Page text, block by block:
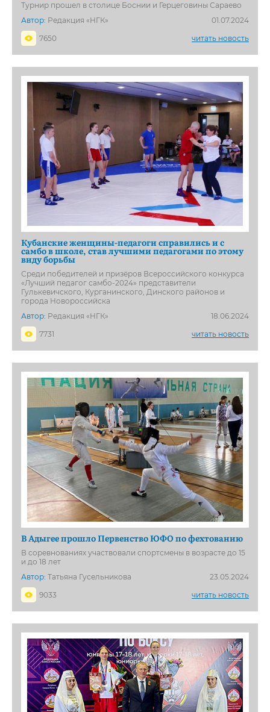
Турнир прошел в столице Боснии и Герцеговины Сараево
Автор: Редакция «НГК»
01.07.2024
7650
читать новость
Кубанские женщины-педагоги справились и с
самбо в школе, став лучшими педагогами по этому
виду борьбы
Среди победителей и призёров Всероссийского конкурса
«Лучший педагог самбо-2024» представители
Гулькевичского, Курганинского, Динского районов и
города Новороссийска
Автор: Редакция «НГК»
18.06.2024
7731
читать новость
В Адыгее прошло Первенство ЮФО по фехтованию
В соревнованиях участвовали спортсмены в возрасте до 15
и до 18 лет
Автор: Татьяна Гусельникова
23.05.2024
9033
читать новость